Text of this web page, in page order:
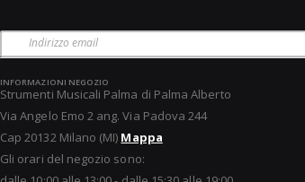
INFORMAZIONI NEGOZIO
Strumenti Musicali Palma di Palma Alberto
Via Angelo Emo 2 ang. Via Padova 244
Cap 20132 Milano (MI) Mappa
Gli orari del negozio sono: